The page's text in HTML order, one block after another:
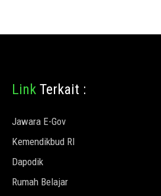
Link Terkait :
Jawara E-Gov
Kemendikbud RI
Dapodik
Rumah Belajar